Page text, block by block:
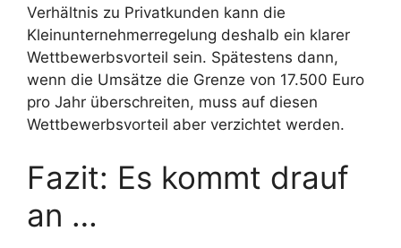
Verhältnis zu Privatkunden kann die
Kleinunternehmerregelung deshalb ein klarer
Wettbewerbsvorteil sein. Spätestens dann,
wenn die Umsätze die Grenze von 17.500 Euro
pro Jahr überschreiten, muss auf diesen
Wettbewerbsvorteil aber verzichtet werden.
Fazit: Es kommt drauf
an …